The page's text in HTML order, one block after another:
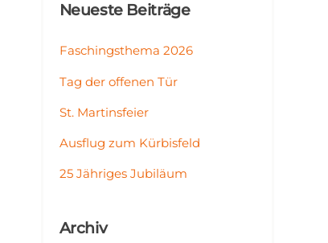
Neueste Beiträge
Faschingsthema 2026
Tag der offenen Tür
St. Martinsfeier
Ausflug zum Kürbisfeld
25 Jähriges Jubiläum
Archiv